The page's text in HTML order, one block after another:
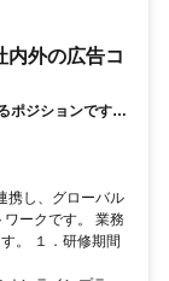
内外の広告コ
ポジションです。
携し、グローバル
ークです。 業務
。 １．研修期間